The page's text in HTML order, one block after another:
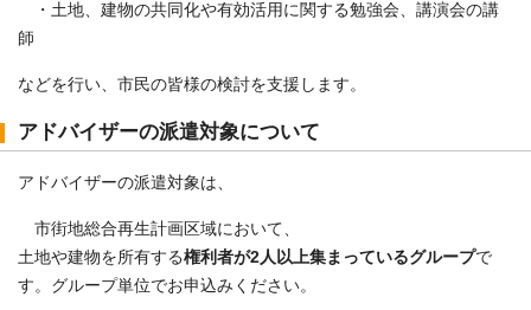
・土地、建物の共同化や有効活用に関する勉強会、講演会の講
師
などを行い、市民の皆様の検討を支援します。
アドバイザーの派遣対象について
アドバイザーの派遣対象は、
市街地総合再生計画区域において、
土地や建物を所有する権利者が2人以上集まっているグループで
す。グループ単位でお申込みください。